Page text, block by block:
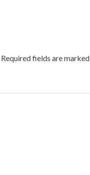
Required fields are marked